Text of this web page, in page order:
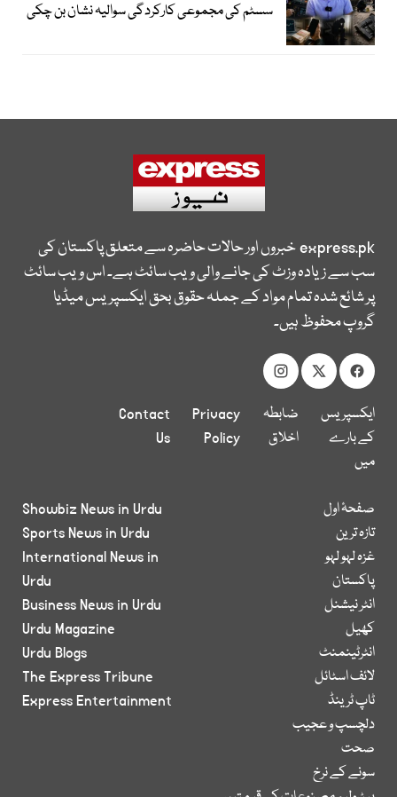
سسٹم کی مجموعی کارکردگی سوالیہ نشان بن چکی
express.pkخبروں اور حالات حاضرہ سے متعلق پاکستان کی
سب سے زیادہ وزٹ کی جانے والی ویب سائٹ ہے۔ اس ویب سائٹ
پر شائع شدہ تمام مواد کے جملہ حقوق بحق ایکسپریس میڈیا
گروپ محفوظ ہیں۔
ایکسپریس
کے بارے
میں
ضابطہ
اخلاق
Privacy
Policy
Contact
Us
صفحۂ اول
تازہ ترین
غزہ لہو لہو
پاکستان
انٹر نیشنل
کھیل
انٹرٹینمنٹ
لائف اسٹائل
ٹاپ ٹرینڈ
دلچسپ و عجیب
صحت
سونے کے نرخ
Showbiz News in Urdu
Sports News in Urdu
International News in
Urdu
Business News in Urdu
Urdu Magazine
Urdu Blogs
The Express Tribune
Express Entertainment